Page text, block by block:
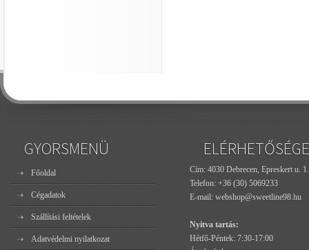
GYORSMENÜ
Főoldal
Cégadatok
Szállítási feltételek
Adatvédelmi nyilatkozat
Cím: 4030 Debrecen, Epreskert u. 1.
Telefon: +36 (30) 5069233
E-mail: webshop@sweetline98.hu
Nyitva tartás:
Hétfő-Péntek: 7:30-17:00